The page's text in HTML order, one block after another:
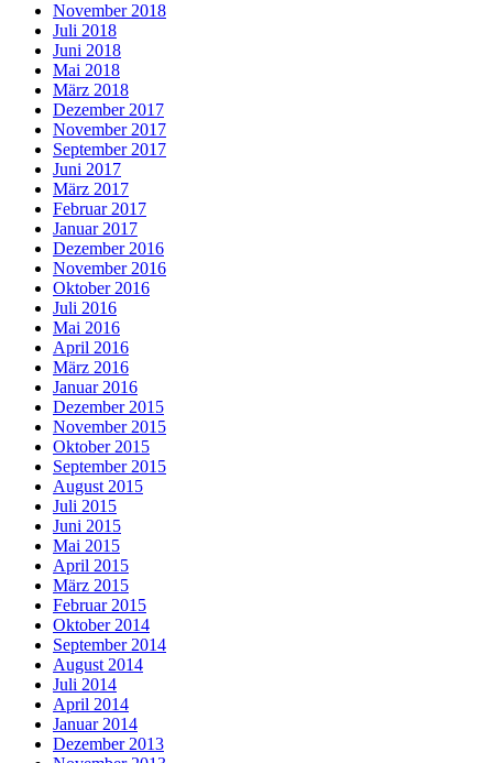
November 2018
Juli 2018
Juni 2018
Mai 2018
März 2018
Dezember 2017
November 2017
September 2017
Juni 2017
März 2017
Februar 2017
Januar 2017
Dezember 2016
November 2016
Oktober 2016
Juli 2016
Mai 2016
April 2016
März 2016
Januar 2016
Dezember 2015
November 2015
Oktober 2015
September 2015
August 2015
Juli 2015
Juni 2015
Mai 2015
April 2015
März 2015
Februar 2015
Oktober 2014
September 2014
August 2014
Juli 2014
April 2014
Januar 2014
Dezember 2013